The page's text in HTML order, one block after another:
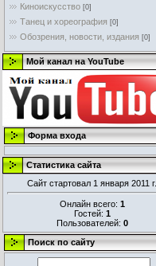
Киноискусство [0]
Танец и хореография [0]
Обозрения, новости, издания [0]
Мой канал на YouTube
Форма входа
Статистика сайта
Сайт стартовал 1 января 2011 г.
Онлайн всего: 1
Гостей: 1
Пользователей: 0
Поиск по сайту